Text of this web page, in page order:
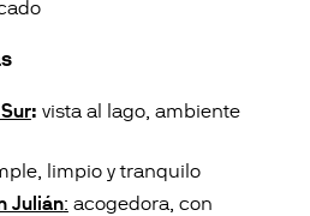
: vista al lago, ambiente
limpio y tranquilo
Julián: acogedora, con